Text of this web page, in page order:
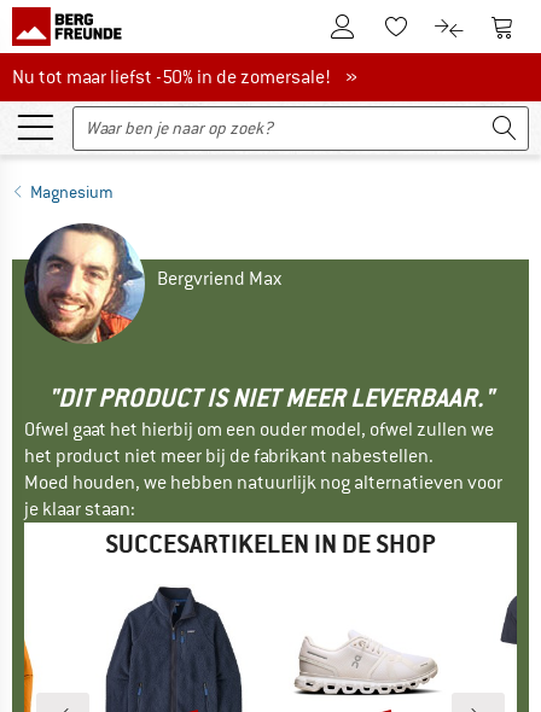
De klantenaccount
Naar deNaar de
Nu tot maar liefst -50% in de zomersale!
Nu tot maar liefst -50% in de zomersale! »
Magnesium
Bergvriend Max
"DIT PRODUCT IS NIET MEER LEVERBAAR."
Ofwel gaat het hierbij om een ouder model, ofwel zullen we
het product niet meer bij de fabrikant nabestellen.
Moed houden, we hebben natuurlijk nog alternatieven voor
je klaar staan:
SUCCESARTIKELEN IN DE SHOP